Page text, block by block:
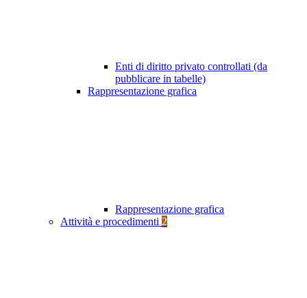
Enti di diritto privato controllati (da
pubblicare in tabelle)
Rappresentazione grafica
Rappresentazione grafica
Attività e procedimenti 2